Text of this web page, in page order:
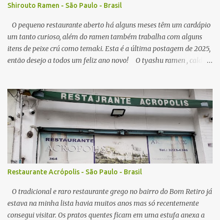
Shirouto Ramen - São Paulo - Brasil
O pequeno restaurante aberto há alguns meses têm um cardápio
um tanto curioso, além do ramen também trabalha com alguns
itens de peixe crú como temaki. Esta é a última postagem de 2025,
então desejo a todos um feliz ano novo! O tyashu ramen , caldo
ponto de sal no caldo, algumas vezes estava perfeito, mas peguei o
caldo um pouco salgado demais. A qualidade do macarrão é
satisfatória, os pedaços de tyashu bons. Nota: 8/10 O combo de
chahan com karaage , o arroz frito segue muito estilo nipo
brasileiro, é bem leve em sal e gordura, e com isso combina muito
com algum elemento mais gorduroso como o ótimo frango frito
da casa, que lembra mais um frango frito brasileiro do que japonês
em sabor, em todas visitas sempre servido no ponto perfeito,
crocante por fora, e suculento no interior. N...
Restaurante Acrópolis - São Paulo - Brasil
O tradicional e raro restaurante grego no bairro do Bom Retiro já
estava na minha lista havia muitos anos mas só recentemente
consegui visitar. Os pratos quentes ficam em uma estufa anexa a